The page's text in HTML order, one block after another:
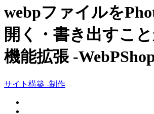
webpファイルを
開く・書き出すこ
機能拡張 -
サイト構築 -制作